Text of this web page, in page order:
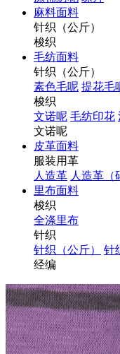
麻料面料
针织（公斤）
梭织
毛纺面料
针织（公斤）
素色毛呢 提花毛
梭织
文诺呢 毛纺印花
文诺呢
皮革面料
服装用革
人造革 人造革（
里布面料
梭织
全涤里布
针织
针织（公斤）
针
经编